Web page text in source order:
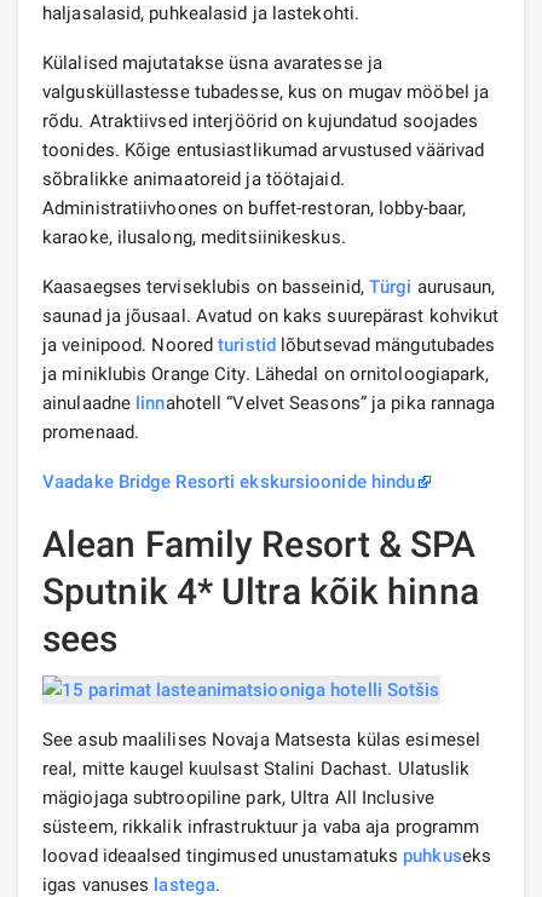
haljasalasid, puhkealasid ja lastekohti.
Külalised majutatakse üsna avaratesse ja
valgusküllastesse tubadesse, kus on mugav mööbel ja
rõdu. Atraktiivsed interjöörid on kujundatud soojades
toonides. Kõige entusiastlikumad arvustused väärivad
sõbralikke animaatoreid ja töötajaid.
Administratiivhoones on buffet-restoran, lobby-baar,
karaoke, ilusalong, meditsiinikeskus.
Kaasaegses terviseklubis on basseinid, Türgi aurusaun,
saunad ja jõusaal. Avatud on kaks suurepärast kohvikut
ja veinipood. Nooredturistidlõbutsevad mängutubades
ja miniklubis Orange City. Lähedal on ornitoloogiapark,
ainulaadne linnahotell “Velvet Seasons” ja pika rannaga
promenaad.
Vaadake Bridge Resorti ekskursioonide hindu
Alean Family Resort & SPA
Sputnik 4* Ultra kõik hinna
sees
See asub maalilises Novaja Matsesta külas esimesel
real, mitte kaugel kuulsast Stalini Dachast. Ulatuslik
mägiojaga subtroopiline park, Ultra All Inclusive
süsteem, rikkalik infrastruktuur ja vaba aja programm
loovad ideaalsed tingimused unustamatuks puhkuseks
igas vanuses lastega.